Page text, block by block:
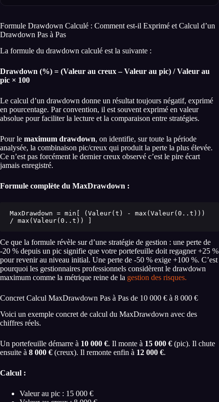
Formule Drawdown Calculé : Comment est-il Exprimé et Calcul d’un
Drawdown Pas à Pas
La formule du drawdown calculé est la suivante :
Drawdown (%) = (Valeur au creux – Valeur au pic) / Valeur au
pic × 100
Le calcul d’un drawdown donne un résultat toujours négatif, exprimé
en pourcentage. Par convention, il est souvent exprimé en valeur
absolue pour faciliter la lecture et la comparaison entre stratégies.
Pour le maximum drawdown, on identifie, sur toute la période
analysée, la combinaison pic/creux qui produit la perte la plus élevée.
Ce n’est pas forcément le dernier creux observé c’est le pire écart
jamais enregistré.
Formule complète du MaxDrawdown :
MaxDrawdown = min[ (Valeur(t) - max(Valeur(0..t)))
/ max(Valeur(0..t)) ]
Ce que la formule révèle sur d’une stratégie de gestion : une perte de
-20 % depuis un pic signifie que votre portefeuille doit regagner +25 %
pour revenir au niveau initial. Une perte de -50 % exige +100 %. C’est
pourquoi les gestionnaires professionnels considèrent le drawdown
maximum comme la métrique reine de la gestion des risques.
Concret Calcul MaxDrawdown Pas à Pas de 10 000 € à 8 000 €
Voici un exemple concret de calcul du MaxDrawdown avec des
chiffres réels.
Un portefeuille démarre à 10 000 €. Il monte à 15 000 € (pic). Il chute
ensuite à 8 000 € (creux). Il remonte enfin à 12 000 €.
Calcul :
Valeur au pic : 15 000 €